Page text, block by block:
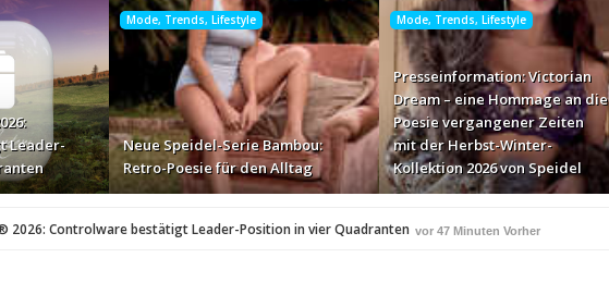
Leader-
Mode, Trends, Lifestyle
Neue Speidel-Serie Bambou:
Retro-Poesie für den Alltag
Mode, Trends, Lifestyle
Presseinformation: Victorian
Dream – eine Hommage an die
Poesie vergangener Zeiten
mit der Herbst-Winter-
Kollektion 2026 von Speidel
2026: Controlware bestätigt Leader-Position in vier Quadranten vor 47 Minuten Vorher